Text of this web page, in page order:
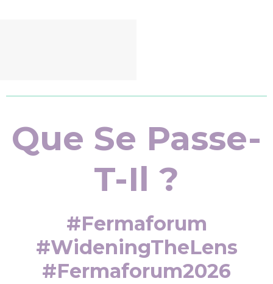
Que Se Passe-
T-Il ?
#fermaforum
#WideningTheLens
#fermaforum2026